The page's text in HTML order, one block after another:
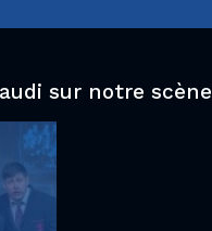
sur notre scène